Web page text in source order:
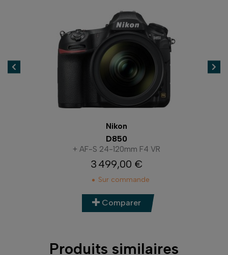
Nikon
D850
+ AF-S 24-120mm F4 VR
Prix
3 499,00 €
Sur commande
Comparer
Produits similaires